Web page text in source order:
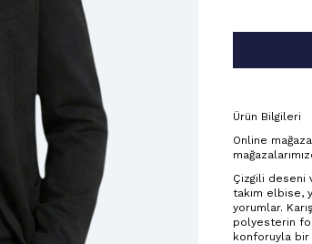
Ürün Bilgileri
Online
Çizgili deseni
takım elbise,
yorumlar.
polyesterin
konforuyla